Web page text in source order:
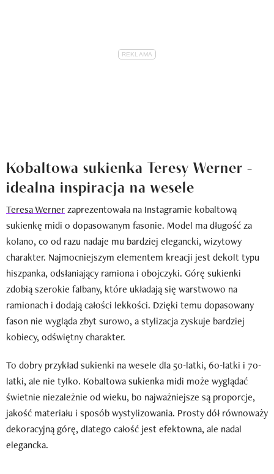
Kobaltowa sukienka Teresy Werner -
idealna inspiracja na wesele
Teresa Wernerzaprezentowała na Instagramie kobaltową
sukienkę midi o dopasowanym fasonie. Model ma długość za
kolano, co od razu nadaje mu bardziej elegancki, wizytowy
charakter. Najmocniejszym elementem kreacji jest dekolt typu
hiszpanka, odsłaniający ramiona i obojczyki. Górę sukienki
zdobią szerokie falbany, które układają się warstwowo na
ramionach i dodają całości lekkości. Dzięki temu dopasowany
fason nie wygląda zbyt surowo, a stylizacja zyskuje bardziej
kobiecy, odświętny charakter.
To dobry przykład sukienki na wesele dla 50-latki, 60-latki i 70-
latki, ale nie tylko. Kobaltowa sukienka midi może wyglądać
świetnie niezależnie od wieku, bo najważniejsze są proporcje,
jakość materiału i sposób wystylizowania. Prosty dół równoważy
dekoracyjną górę, dlatego całość jest efektowna, ale nadal
elegancka.